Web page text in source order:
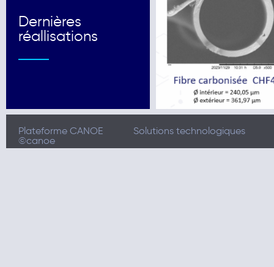
Dernières
réallisations
Plateforme CANOE
Solutions technologiques
©canoe